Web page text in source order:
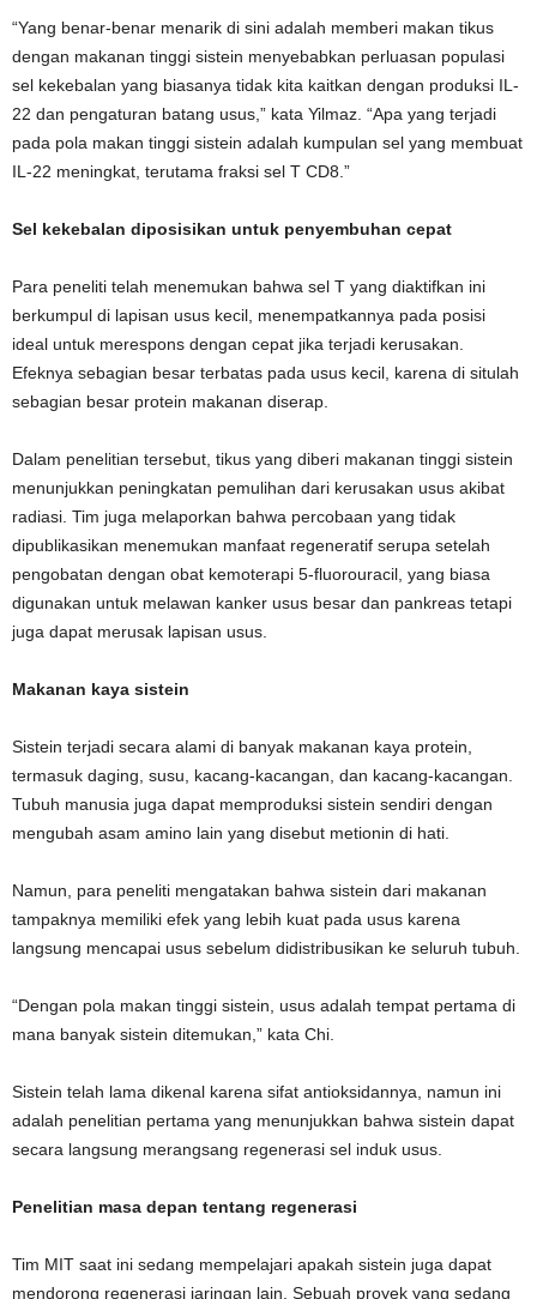
“Yang benar-benar menarik di sini adalah memberi makan tikus
dengan makanan tinggi sistein menyebabkan perluasan populasi
sel kekebalan yang biasanya tidak kita kaitkan dengan produksi IL-
22 dan pengaturan batang usus,” kata Yilmaz. “Apa yang terjadi
pada pola makan tinggi sistein adalah kumpulan sel yang membuat
IL-22 meningkat, terutama fraksi sel T CD8.”
Sel kekebalan diposisikan untuk penyembuhan cepat
Para peneliti telah menemukan bahwa sel T yang diaktifkan ini
berkumpul di lapisan usus kecil, menempatkannya pada posisi
ideal untuk merespons dengan cepat jika terjadi kerusakan.
Efeknya sebagian besar terbatas pada usus kecil, karena di situlah
sebagian besar protein makanan diserap.
Dalam penelitian tersebut, tikus yang diberi makanan tinggi sistein
menunjukkan peningkatan pemulihan dari kerusakan usus akibat
radiasi. Tim juga melaporkan bahwa percobaan yang tidak
dipublikasikan menemukan manfaat regeneratif serupa setelah
pengobatan dengan obat kemoterapi 5-fluorouracil, yang biasa
digunakan untuk melawan kanker usus besar dan pankreas tetapi
juga dapat merusak lapisan usus.
Makanan kaya sistein
Sistein terjadi secara alami di banyak makanan kaya protein,
termasuk daging, susu, kacang-kacangan, dan kacang-kacangan.
Tubuh manusia juga dapat memproduksi sistein sendiri dengan
mengubah asam amino lain yang disebut metionin di hati.
Namun, para peneliti mengatakan bahwa sistein dari makanan
tampaknya memiliki efek yang lebih kuat pada usus karena
langsung mencapai usus sebelum didistribusikan ke seluruh tubuh.
“Dengan pola makan tinggi sistein, usus adalah tempat pertama di
mana banyak sistein ditemukan,” kata Chi.
Sistein telah lama dikenal karena sifat antioksidannya, namun ini
adalah penelitian pertama yang menunjukkan bahwa sistein dapat
secara langsung merangsang regenerasi sel induk usus.
Penelitian masa depan tentang regenerasi
Tim MIT saat ini sedang mempelajari apakah sistein juga dapat
mendorong regenerasi jaringan lain. Sebuah proyek yang sedang